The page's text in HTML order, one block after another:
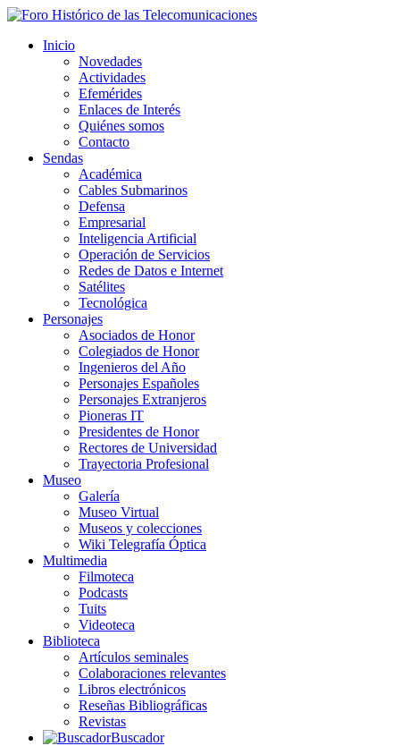
Inicio
Novedades
Actividades
Efemérides
Enlaces de Interés
Quiénes somos
Contacto
Sendas
Académica
Cables Submarinos
Defensa
Empresarial
Inteligencia Artificial
Operación de Servicios
Redes de Datos e Internet
Satélites
Tecnológica
Personajes
Asociados de Honor
Colegiados de Honor
Ingenieros del Año
Personajes Españoles
Personajes Extranjeros
Pioneras IT
Presidentes de Honor
Rectores de Universidad
Trayectoria Profesional
Museo
Galería
Museo Virtual
Museos y colecciones
Wiki Telegrafía Óptica
Multimedia
Filmoteca
Podcasts
Tuits
Videoteca
Biblioteca
Artículos seminales
Colaboraciones relevantes
Libros electrónicos
Reseñas Bibliográficas
Revistas
Buscador